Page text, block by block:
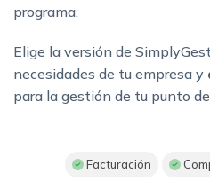
programa.
Elige la versión de
necesidades de tu empresa y
para la gestión de tu punto
Facturación